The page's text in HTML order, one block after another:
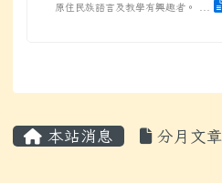
原住民族語言及教學有興趣者。 ...
本站消息 分月文章